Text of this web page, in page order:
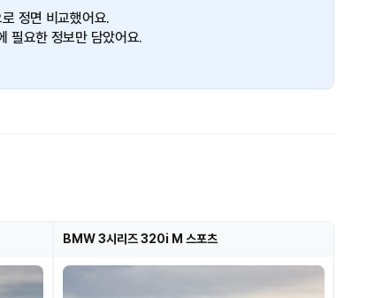
정면 비교했어요.
필요한 정보만 담았어요.
BMW 3시리즈 320i M 스포츠